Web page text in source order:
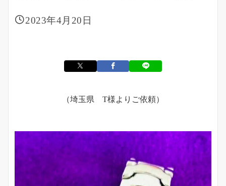
2023年4月20日
（埼玉県 T様よりご依頼）